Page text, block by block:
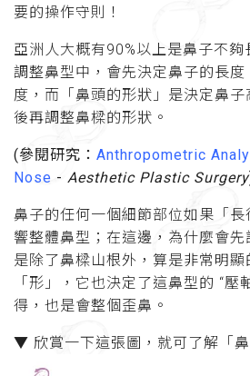
要的操作守則！
亞洲人大概有90%以上是鼻子不
調整鼻型中，會先決定鼻子的長
度，而「鼻頭的形狀」是決定鼻
後再調整鼻樑的形狀。
(參閱研究： Anthropometric
Nose - Aesthetic Plastic Surgery
鼻子的任何一個細節部位如果「
響整體鼻型；在這邊，為什麼會
是除了鼻樑山根外，算是非常明
「形」，它也決定了這鼻型的 “壓
得，也是會整個歪鼻。
▼ 欣賞一下這張圖，就可了解「